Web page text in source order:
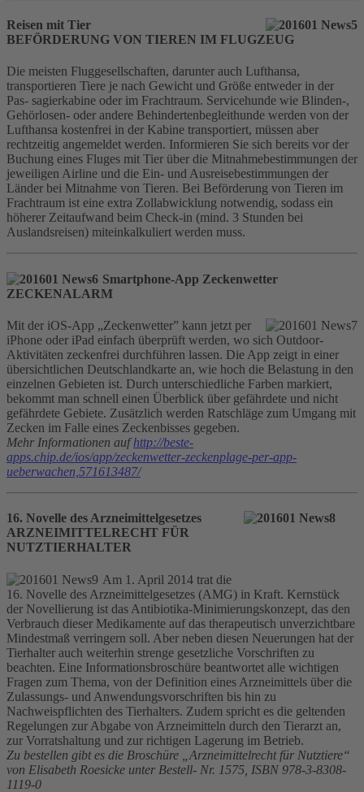
Reisen mit Tier
BEFÖRDERUNG VON TIEREN IM FLUGZEUG
Die meisten Fluggesellschaften, darunter auch Lufthansa,
transportieren Tiere je nach Gewicht und Größe entweder in der
Pas- sagierkabine oder im Frachtraum. Servicehunde wie Blinden-,
Gehörlosen- oder andere Behindertenbegleithunde werden von der
Lufthansa kostenfrei in der Kabine transportiert, müssen aber
rechtzeitig angemeldet werden. Informieren Sie sich bereits vor der
Buchung eines Fluges mit Tier über die Mitnahmebestimmungen der
jeweiligen Airline und die Ein- und Ausreisebestimmungen der
Länder bei Mitnahme von Tieren. Bei Beförderung von Tieren im
Frachtraum ist eine extra Zollabwicklung notwendig, sodass ein
höherer Zeitaufwand beim Check-in (mind. 3 Stunden bei
Auslandsreisen) miteinkalkuliert werden muss.
Smartphone-App Zeckenwetter
ZECKENALARM
Mit der iOS-App „Zeckenwetter” kann jetzt per
iPhone oder iPad einfach überprüft werden, wo sich Outdoor-
Aktivitäten zeckenfrei durchführen lassen. Die App zeigt in einer
übersichtlichen Deutschlandkarte an, wie hoch die Belastung in den
einzelnen Gebieten ist. Durch unterschiedliche Farben markiert,
bekommt man schnell einen Überblick über gefährdete und nicht
gefährdete Gebiete. Zusätzlich werden Ratschläge zum Umgang mit
Zecken im Falle eines Zeckenbisses gegeben.
Mehr Informationen aufhttp://beste-
apps.chip.de/ios/app/zeckenwetter-zeckenplage-per-app-
ueberwachen,571613487/
16. Novelle des Arzneimittelgesetzes
ARZNEIMITTELRECHT FÜR
NUTZTIERHALTER
Am 1. April 2014 trat die
16. Novelle des Arzneimittelgesetzes (AMG) in Kraft. Kernstück
der Novellierung ist das Antibiotika-Minimierungskonzept, das den
Verbrauch dieser Medikamente auf das therapeutisch unverzichtbare
Mindestmaß verringern soll. Aber neben diesen Neuerungen hat der
Tierhalter auch weiterhin strenge gesetzliche Vorschriften zu
beachten. Eine Informationsbroschüre beantwortet alle wichtigen
Fragen zum Thema, von der Definition eines Arzneimittels über die
Zulassungs- und Anwendungsvorschriften bis hin zu
Nachweispflichten des Tierhalters. Zudem spricht es die geltenden
Regelungen zur Abgabe von Arzneimitteln durch den Tierarzt an,
zur Vorratshaltung und zur richtigen Lagerung im Betrieb.
Zu bestellen gibt es die Broschüre „Arzneimittelrecht für Nutztiere“
von Elisabeth Roesicke unter Bestell- Nr. 1575, ISBN 978-3-8308-
1119-0